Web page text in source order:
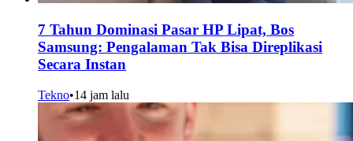
7 Tahun Dominasi Pasar HP Lipat, Bos
Samsung: Pengalaman Tak Bisa Direplikasi
Secara Instan
Tekno•14 jam lalu